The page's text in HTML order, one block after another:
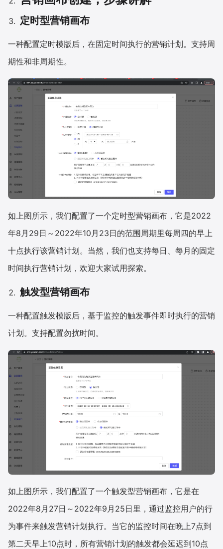
定时型营销画布
一种配置定时模版后，在固定时间执行的营销计划。支持周
期性和非周期性。
如上图所示，我们配置了一个定时型营销画布，它是2022
年8月29日～2022年10月23日的范围周期里每周四的早上
十点执行该营销计划。当然，我们也支持每日、每月的固定
时间执行营销计划，欢迎大家试用探索。
触发型营销画布
一种配置触发模版后，基于监控的触发事件即时执行的营销
计划。支持配置勿扰时间。
如上图所示，我们配置了一个触发型营销画布，它是在
2022年8月27日～2022年9月25日里，通过监控用户的行
为事件来触发营销计划执行。当它的监控时间在晚上7点到
第二天早上10点时，所有营销计划的触发都会延迟到10点